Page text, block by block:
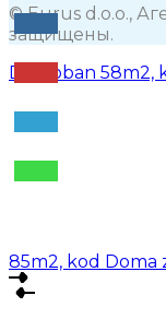
© Eurus d.o.o.,
защищены.
Dvosoban 58m2,
85m2, kod Doma